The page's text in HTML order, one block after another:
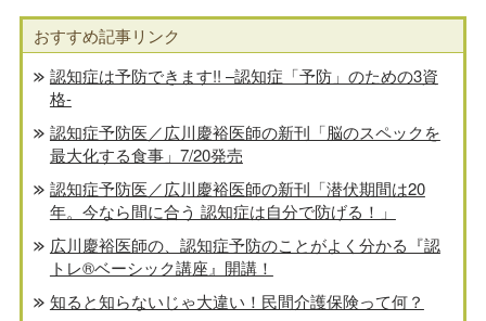
おすすめ記事リンク
認知症は予防できます!! –認知症「予防」のための3資
格-
認知症予防医／広川慶裕医師の新刊「脳のスペックを
最大化する食事」7/20発売
認知症予防医／広川慶裕医師の新刊「潜伏期間は20
年。今なら間に合う 認知症は自分で防げる！」
広川慶裕医師の、認知症予防のことがよく分かる『認
トレ®️ベーシック講座』開講！
知ると知らないじゃ大違い！民間介護保険って何？